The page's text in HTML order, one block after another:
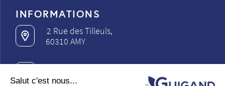
INFORMATIONS
2 Rue des Tilleuls,
60310 AMY
Salut c'est nous...